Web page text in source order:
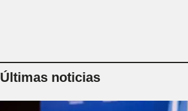
Últimas noticias